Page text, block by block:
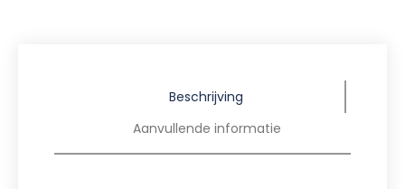
Beschrijving
Aanvullende informatie